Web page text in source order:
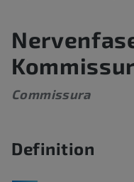
Commissura
Definition